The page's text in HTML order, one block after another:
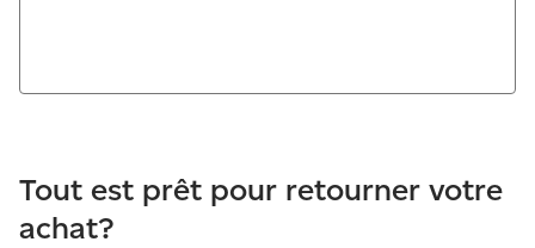
Tout est prêt pour retourner votre
achat?